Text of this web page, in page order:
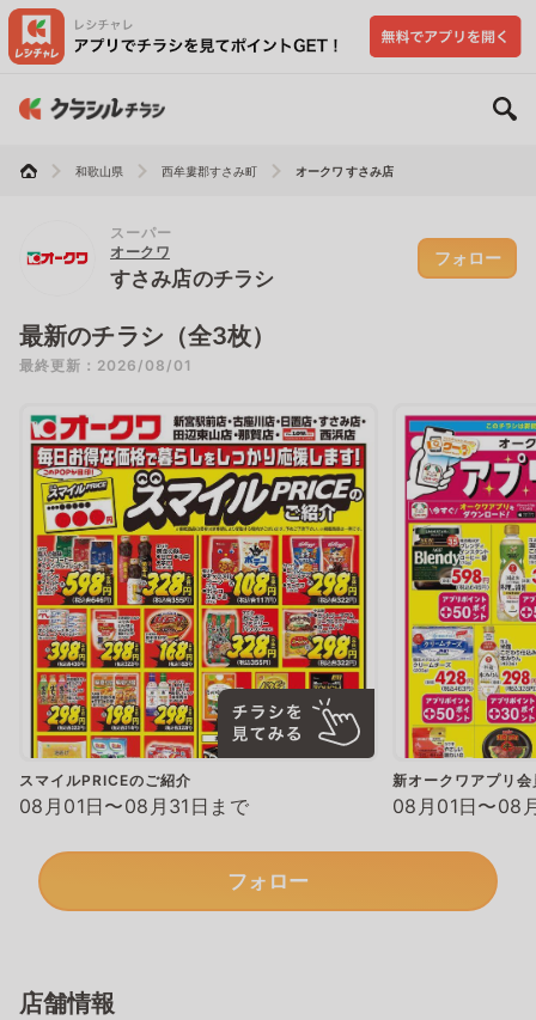
和歌山県 西牟婁郡すさみ町 オークワ すさみ店
スーパー
オークワ
すさみ店のチラシ
フォロー
最新のチラシ（全3枚）
最終更新：2026/08/01
スマイルPRICEのご紹介
08月01日〜08月31日まで
新オークワアプリ
08月01日〜08
フォロー
店舗情報